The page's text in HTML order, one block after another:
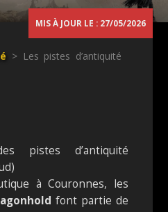
MIS À JOUR LE : 27/05/2026
> Les pistes d’antiquité
pistes d’antiquité
à Couronnes, les
font partie de